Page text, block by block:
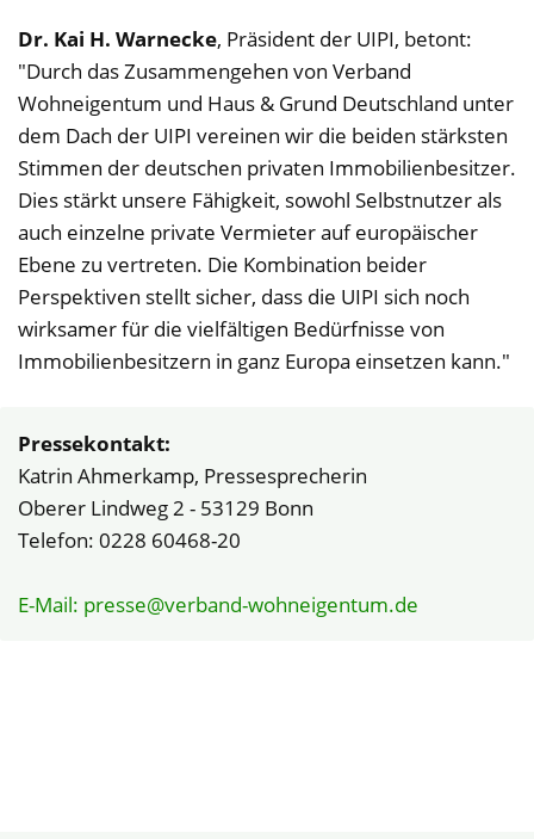
Dr. Kai H. Warnecke, Präsident der UIPI, betont:
"Durch das Zusammengehen von Verband
Wohneigentum und Haus & Grund Deutschland unter
dem Dach der UIPI vereinen wir die beiden stärksten
Stimmen der deutschen privaten Immobilienbesitzer.
Dies stärkt unsere Fähigkeit, sowohl Selbstnutzer als
auch einzelne private Vermieter auf europäischer
Ebene zu vertreten. Die Kombination beider
Perspektiven stellt sicher, dass die UIPI sich noch
wirksamer für die vielfältigen Bedürfnisse von
Immobilienbesitzern in ganz Europa einsetzen kann."
Pressekontakt:
Katrin Ahmerkamp, Pressesprecherin
Oberer Lindweg 2 - 53129 Bonn
Telefon: 0228 60468-20
E-Mail: presse@verband-wohneigentum.de